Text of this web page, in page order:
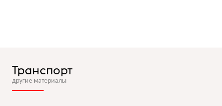
Транспорт
другие материалы